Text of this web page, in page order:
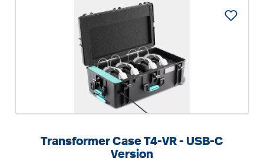
Transformer Case T4-VR - USB-C
Version